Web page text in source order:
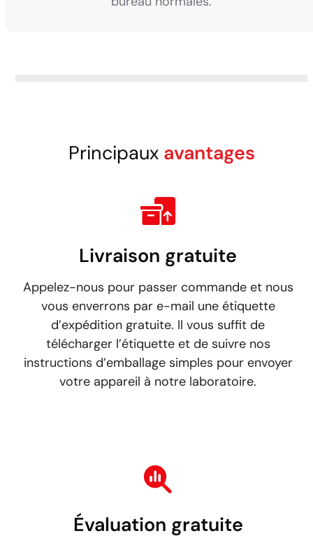
Principaux avantages
Livraison gratuite
Appelez-nous pour passer commande et nous
vous enverrons par e-mail une étiquette
d’expédition gratuite. Il vous suffit de
télécharger l’étiquette et de suivre nos
instructions d’emballage simples pour envoyer
votre appareil à notre laboratoire.
Évaluation gratuite